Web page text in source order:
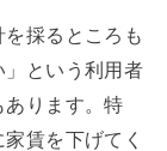
採るところも
」という利用者
あります。特
賃を下げてく